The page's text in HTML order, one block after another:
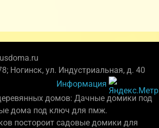
Ногинск, ул. Индустриальная, д. 40
Информация
домов: Дачные домики под
дома под ключ для пмж.
постороит садовые домики для